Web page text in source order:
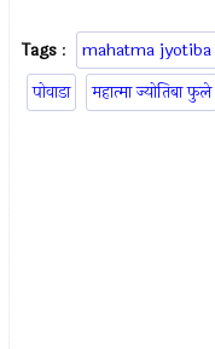
Tags : mahatma jyotiba
पोवाडा
महात्मा ज्योतिबा फुले